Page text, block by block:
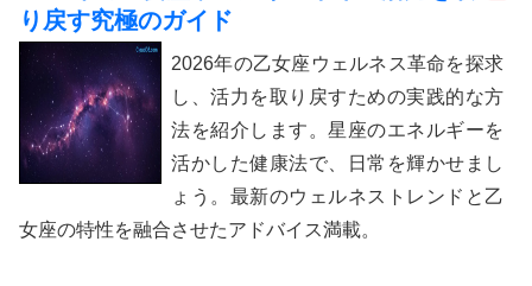
り戻す究極のガイド
2026年の乙女座ウェルネス革命を探求
し、活力を取り戻すための実践的な方
法を紹介します。星座のエネルギーを
活かした健康法で、日常を輝かせまし
ょう。最新のウェルネストレンドと乙
女座の特性を融合させたアドバイス満載。